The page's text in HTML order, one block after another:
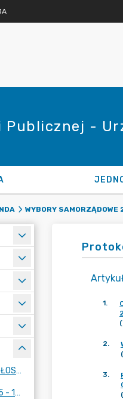
-
WYBORY SAMORZĄDOWE
OKRĘGI WYBORCZE I OBWODY GŁOSOWANIA
WYBORY PREZYDENTA RP 2025 - 18 MAJA 2025
1.
2.
3.